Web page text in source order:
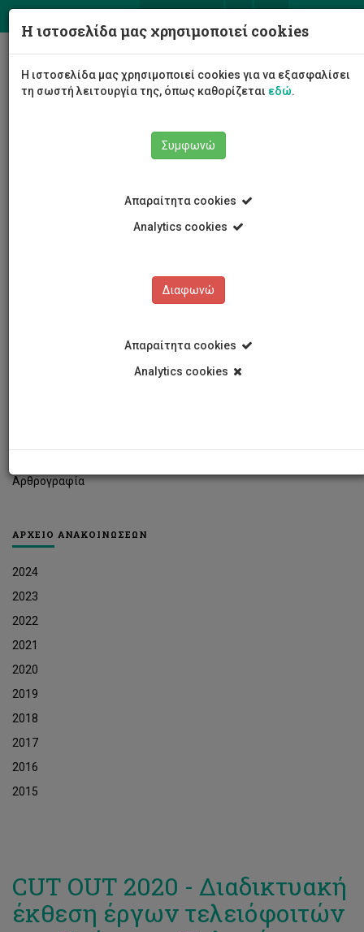
Αρθρογραφία
ΑΡΧΕΙΟ ΑΝΑΚΟΙΝΩΣΕΩΝ
2024
2023
2022
2021
2020
2019
2018
2017
2016
2015
CUT OUT 2020 - Διαδικτυακή
έκθεση έργων τελειόφοιτών
Η ιστοσελίδα μας χρησιμοποιεί cookies
Η ιστοσελίδα μας χρησιμοποιεί cookies για να εξασφαλίσει
τη σωστή λειτουργία της, όπως καθορίζεται εδώ.
Συμφωνώ
Απαραίτητα cookies
Analytics cookies
Διαφωνώ
Απαραίτητα cookies
Analytics cookies